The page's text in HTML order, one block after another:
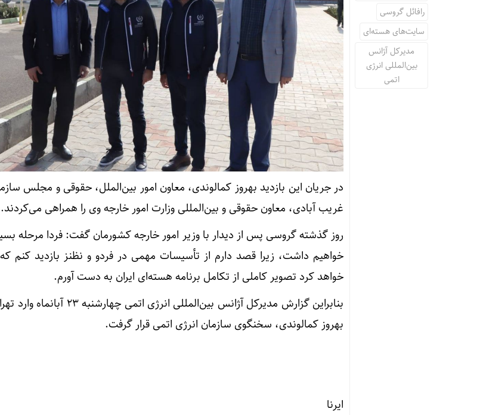
رافائل گروسی
سایت‌های هسته‌ای
مدیرکل آژانس
بین‌المللی انرژی
اتمی
در جریان این بازدید بهروز کمالوندی، معاون امور بین‌الملل، حقوقی و مجلس
غریب آبادی، معاون حقوقی و بین‌المللی وزارت امور خارجه وی را همراهی می‌کردند.
روز گذشته گروسی پس از دیدار با وزیر امور خارجه کشورمان گفت: فردا مرحله
خواهیم داشت، زیرا قصد دارم از تأسیسات مهمی در فردو و نظنز بازدید کنم
خواهد کرد تصویر کاملی از تکامل برنامه هسته‌ای ایران به دست آورم.
بنابراین گزارش مدیرکل آژانس
بهروز کمالوندی، سخنگوی سازمان انرژی اتمی‌ قرار گرفت.
ایرنا